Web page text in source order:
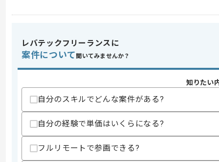
・MySQLを用いた開発経験
スキルに不安がある方へ
上記に似た経験やスキルをお持ちであれば
精算・お支払い
精算条件
有
精算基準時間
140時間〜180時間
支払いサイト
レバテックフリーランスに
案件について 聞いてみませんか？
知りたい
自分のスキルでどんな案件がある?
自分の経験で単価はいくらになる?
フルリモートで参画できる?